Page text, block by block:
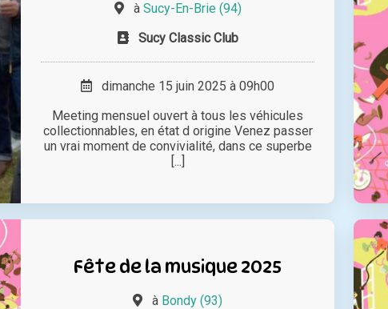
à Sucy-En-Brie (94)
Sucy Classic Club
dimanche 15 juin 2025 à 09h00
Meeting mensuel ouvert à tous les véhicules
collectionnables, en état d origine Venez passer
un vrai moment de convivialité, dans ce superbe
[...]
Fête de la musique 2025
à Bondy (93)